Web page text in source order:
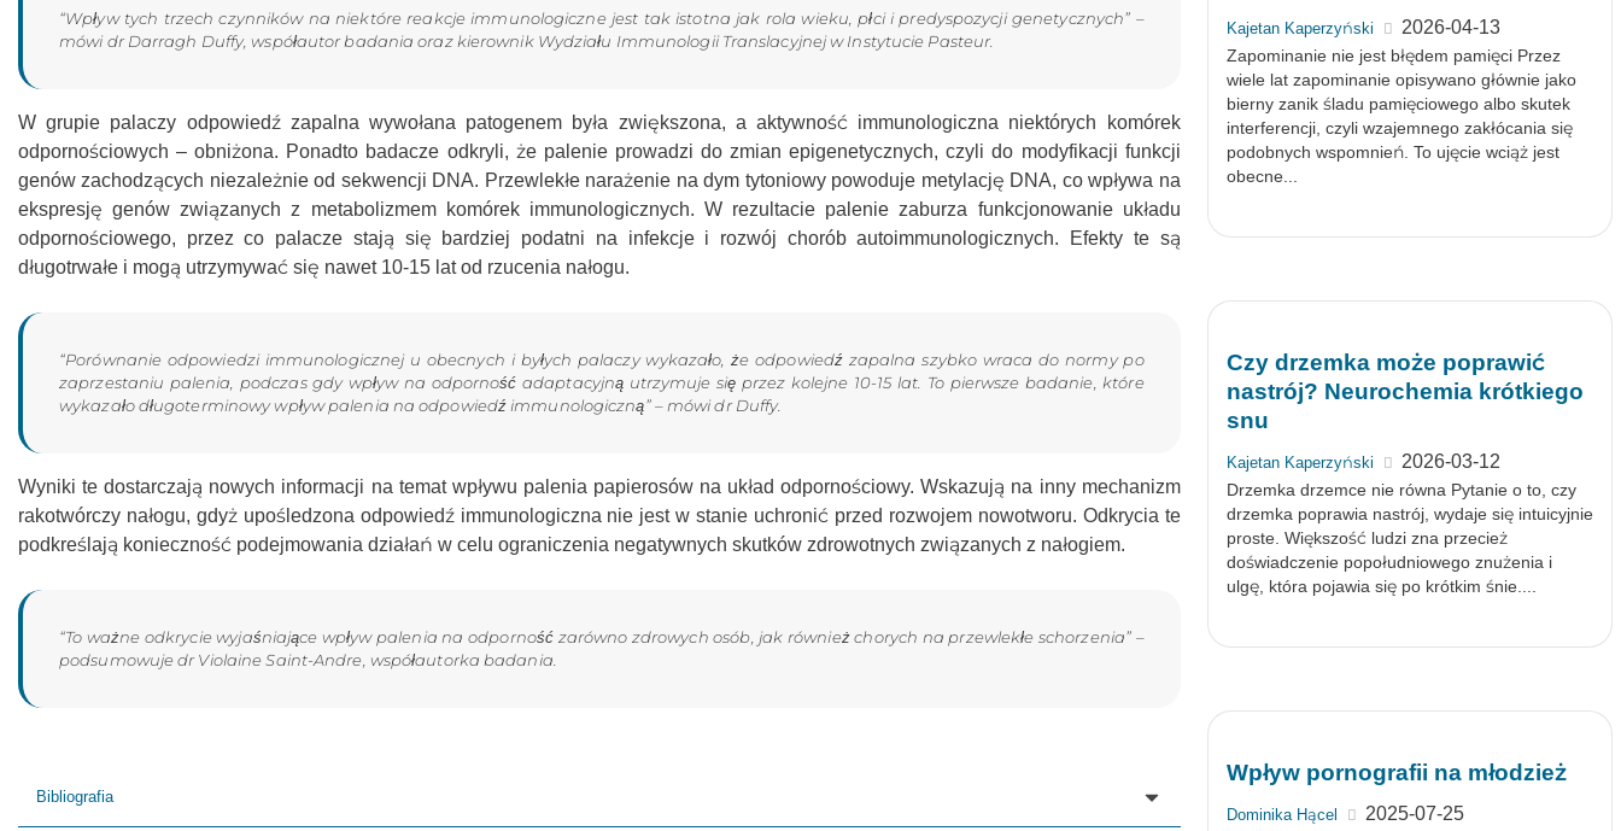
“Wpływ tych trzech czynników na niektóre reakcje immunologiczne jest tak istotna jak rola wieku, płci i predyspozycji genetycznych” –
mówi dr Darragh Duffy, współautor badania oraz kierownik Wydziału Immunologii Translacyjnej w Instytucie Pasteur.
W grupie palaczy odpowiedź zapalna wywołana patogenem była zwiększona, a aktywność immunologiczna niektórych komórek
odpornościowych – obniżona. Ponadto badacze odkryli, że palenie prowadzi do zmian epigenetycznych, czyli do modyfikacji funkcji
genów zachodzących niezależnie od sekwencji DNA. Przewlekłe narażenie na dym tytoniowy powoduje metylację DNA, co wpływa na
ekspresję genów związanych z metabolizmem komórek immunologicznych. W rezultacie palenie zaburza funkcjonowanie układu
odpornościowego, przez co palacze stają się bardziej podatni na infekcje i rozwój chorób autoimmunologicznych. Efekty te są
długotrwałe i mogą utrzymywać się nawet 10-15 lat od rzucenia nałogu.
“Porównanie odpowiedzi immunologicznej u obecnych i byłych palaczy wykazało, że odpowiedź zapalna szybko wraca do normy po
zaprzestaniu palenia, podczas gdy wpływ na odporność adaptacyjną utrzymuje się przez kolejne 10-15 lat. To pierwsze badanie, które
wykazało długoterminowy wpływ palenia na odpowiedź immunologiczną” – mówi dr Duffy.
Wyniki te dostarczają nowych informacji na temat wpływu palenia papierosów na układ odpornościowy. Wskazują na inny mechanizm
rakotwórczy nałogu, gdyż upośledzona odpowiedź immunologiczna nie jest w stanie uchronić przed rozwojem nowotworu. Odkrycia te
podkreślają konieczność podejmowania działań w celu ograniczenia negatywnych skutków zdrowotnych związanych z nałogiem.
“To ważne odkrycie wyjaśniające wpływ palenia na odporność zarówno zdrowych osób, jak również chorych na przewlekłe schorzenia” –
podsumowuje dr Violaine Saint-Andre, współautorka badania.
Bibliografia
Kajetan Kaperzyński 2026-04-13
Zapominanie nie jest błędem pamięci Przez
wiele lat zapominanie opisywano głównie jako
bierny zanik śladu pamięciowego albo skutek
interferencji, czyli wzajemnego zakłócania się
podobnych wspomnień. To ujęcie wciąż jest
obecne...
Czy drzemka może poprawić
nastrój? Neurochemia krótkiego
snu
Kajetan Kaperzyński 2026-03-12
Drzemka drzemce nie równa Pytanie o to, czy
drzemka poprawia nastrój, wydaje się intuicyjnie
proste. Większość ludzi zna przecież
doświadczenie popołudniowego znużenia i
ulgę, która pojawia się po krótkim śnie....
Wpływ pornografii na młodzież
Dominika Hącel 2025-07-25